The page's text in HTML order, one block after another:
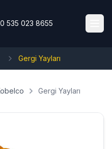
535 023 8655
Gergi Yayları
Gergi Yayları